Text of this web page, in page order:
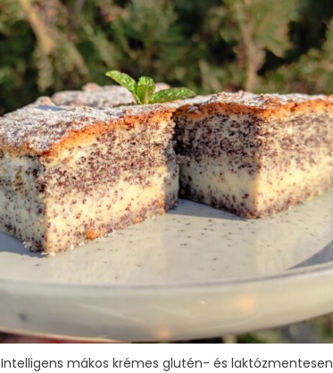
Intelligens mákos krémes glutén- és laktózmentesen